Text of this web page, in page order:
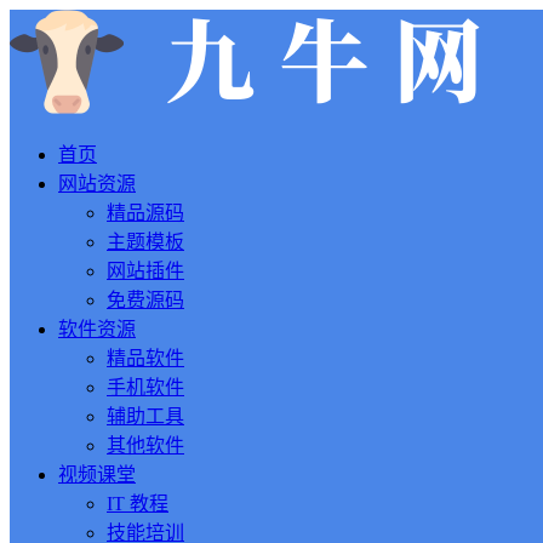
首页
网站资源
精品源码
主题模板
网站插件
免费源码
软件资源
精品软件
手机软件
辅助工具
其他软件
视频课堂
IT 教程
技能培训